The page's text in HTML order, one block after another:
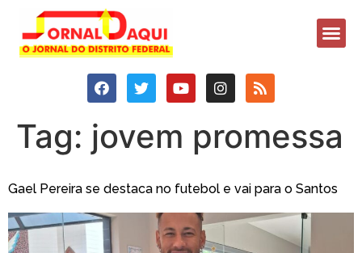
Tag: jovem promessa
Gael Pereira se destaca no futebol e vai para o Santos